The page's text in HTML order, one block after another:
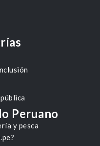
y pesca
Peruano